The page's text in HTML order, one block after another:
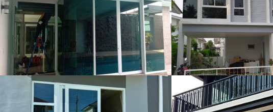
Nanotech NCI05
NANOTECH,ฟิล์มบ้านพักอาศัย,ฟิล์ม
เซรามิค,ฟิล์มกรองแสง ฟิล์มดำ
, 5858 ผู้ชม
Izy-Kool ปรอทเทา
Izy-Kool,ฟิล์มบ้านพักอ
5991 ผู้ช
Izy-Kool ปรอทฟ้า60 (TBL60) Izy-Kool ดำ